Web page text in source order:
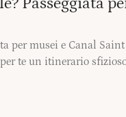
per musei e Canal
te un itinerario